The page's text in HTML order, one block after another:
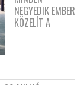
NEGYEDIK EMBER
KÖZELÍT A